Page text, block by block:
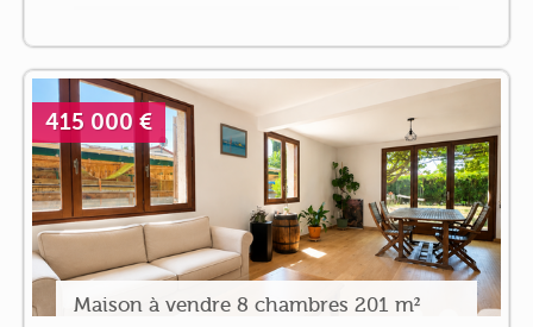
415 000 €
Maison à vendre 8 chambres 201 m²